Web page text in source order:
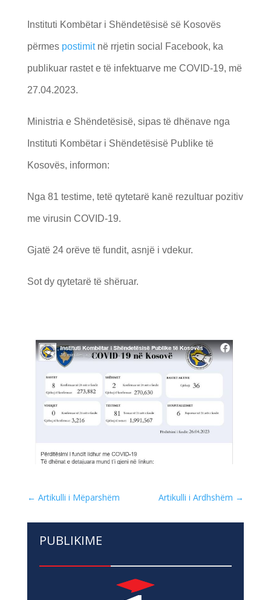
Instituti Kombëtar i Shëndetësisë së Kosovës
përmes postimitnë rrjetin social Facebook, ka
publikuar rastet e të infektuarve me COVID-19, më
27.04.2023.
Ministria e Shëndetësisë, sipas të dhënave nga
Instituti Kombëtar i Shëndetësisë Publike të
Kosovës, informon:
Nga 81 testime, tetë qytetarë kanë rezultuar pozitiv
me virusin COVID-19.
Gjatë 24 orëve të fundit, asnjë i vdekur.
Sot dy qytetarë të shëruar.
← Artikulli i Mëparshëm Artikulli i Ardhshëm →
PUBLIKIME